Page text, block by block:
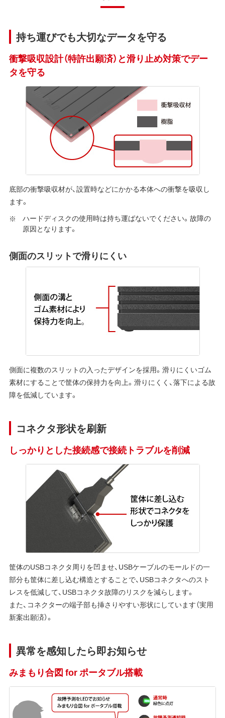
持ち運びでも大切なデータを守る
衝撃吸収設計（特許出願済）と滑り止め対策でデー
タを守る
底部の衝撃吸収材が、設置時などにかかる本体への衝撃を吸収し
ます。
ハードディスクの使用時は持ち運ばないでください。故障の
原因となります。
側面のスリットで滑りにくい
側面に複数のスリットの入ったデザインを採用。滑りにくいゴム
素材にすることで筐体の保持力を向上。滑りにくく、落下による故
障を低減しています。
コネクタ形状を刷新
しっかりとした接続感で接続トラブルを削減
筐体のUSBコネクタ周りを凹ませ、USBケーブルのモールドの一
部分も筐体に差し込む構造とすることで、USBコネクタへのスト
レスを低減して、USBコネクタ故障のリスクを減らします。
また、コネクターの端子部も挿さりやすい形状にしています（実用
新案出願済）。
異常を感知したら即お知らせ
みまもり合図 for ポータブル搭載